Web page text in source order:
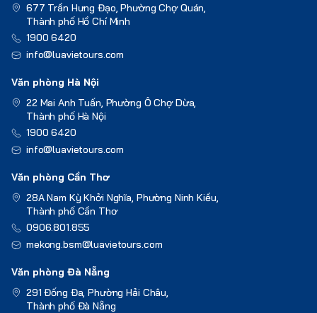
677 Trần Hưng Đạo, Phường Chợ Quán,
Thành phố Hồ Chí Minh
1900 6420
info@luavietours.com
Văn phòng Hà Nội
22 Mai Anh Tuấn, Phường Ô Chợ Dừa,
Thành phố Hà Nội
1900 6420
info@luavietours.com
Văn phòng Cần Thơ
28A Nam Kỳ Khởi Nghĩa, Phường Ninh Kiều,
Thành phố Cần Thơ
0906.801.855
mekong.bsm@luavietours.com
Văn phòng Đà Nẵng
291 Đống Đa, Phường Hải Châu,
Thành phố Đà Nẵng